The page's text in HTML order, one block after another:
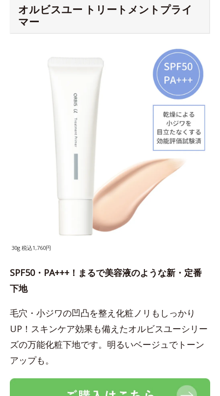
オルビスユー トリートメントプライ
マー
30g 税込1,760円
SPF50・PA+++！まるで美容液のような新・定番
下地
毛穴・小ジワの凹凸を整え化粧ノリもしっかり
UP！スキンケア効果も備えたオルビスユーシリー
ズの万能化粧下地です。明るいベージュでトーン
アップも。